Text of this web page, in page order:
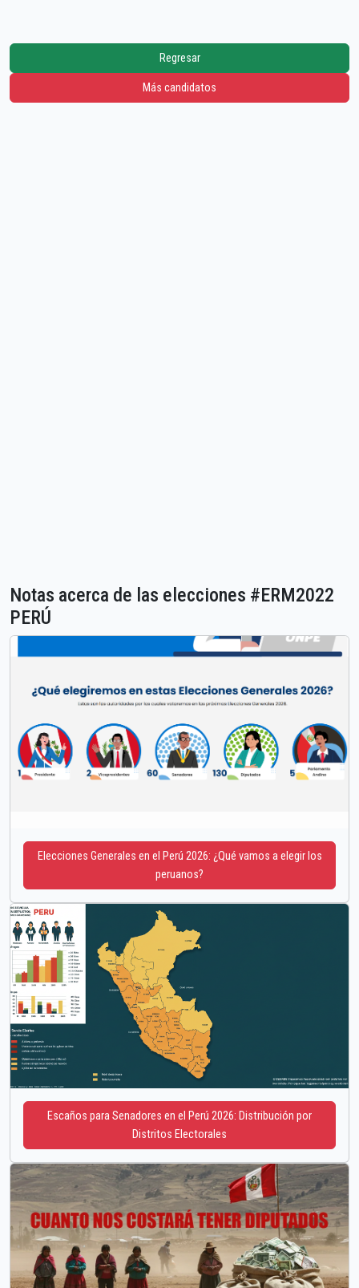
Regresar
Más candidatos
Notas acerca de las elecciones #ERM2022
PERÚ
Elecciones Generales en el Perú 2026: ¿Qué vamos a elegir los
peruanos?
Escaños para Senadores en el Perú 2026: Distribución por
Distritos Electorales